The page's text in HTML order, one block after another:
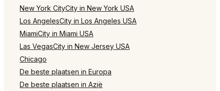
New York CityCity in New York USA
Los AngelesCity in Los Angeles USA
MiamiCity in Miami USA
Las VegasCity in New Jersey USA
Chicago
De beste plaatsen in Europa
De beste plaatsen in Azië